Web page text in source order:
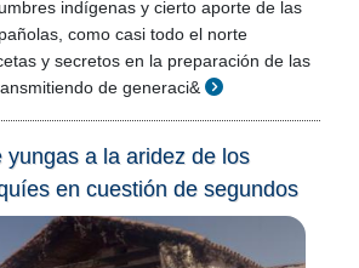
indígenas y cierto aporte de las
como casi todo el norte
y secretos en la preparación de las
de generaci&
yungas a la aridez de los
en cuestión de segundos